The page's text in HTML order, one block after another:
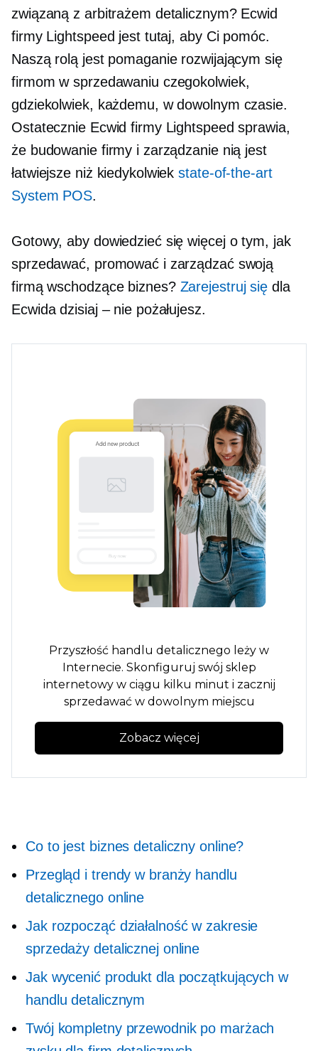
związaną z arbitrażem detalicznym? Ecwid
firmy Lightspeed jest tutaj, aby Ci pomóc.
Naszą rolą jest pomaganie rozwijającym się
firmom w sprzedawaniu czegokolwiek,
gdziekolwiek, każdemu, w dowolnym czasie.
Ostatecznie Ecwid firmy Lightspeed sprawia,
że ​​budowanie firmy i zarządzanie nią jest
łatwiejsze niż kiedykolwiekstate-of-the-art
System POS.
Gotowy, aby dowiedzieć się więcej o tym, jak
sprzedawać, promować i zarządzać swoją
firmąwschodzącebiznes? Zarejestruj się dla
Ecwida dzisiaj – nie pożałujesz.
Przyszłość handlu detalicznego leży w
Internecie. Skonfiguruj swój sklep
internetowy w ciągu kilku minut i zacznij
sprzedawać w dowolnym miejscu
Zobacz więcej
Co to jest biznes detaliczny online?
Przegląd i trendy w branży handlu
detalicznego online
Jak rozpocząć działalność w zakresie
sprzedaży detalicznej online
Jak wycenić produkt dla początkujących w
handlu detalicznym
Twój kompletny przewodnik po marżach